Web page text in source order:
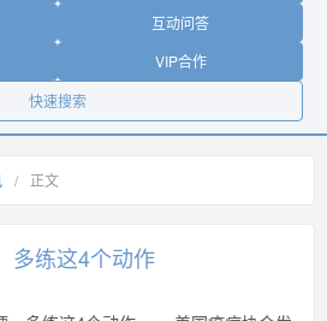
互动问答
VIP合作
快速搜索
/ 正文
多练这4个动作